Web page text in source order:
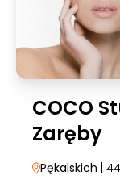
COCO
Zaręby
Pękalskich |